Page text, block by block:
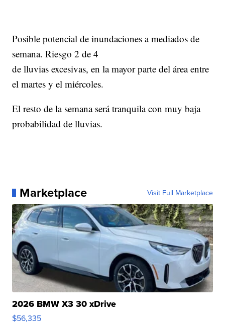
Posible potencial de inundaciones a mediados de
semana. Riesgo 2 de 4
de lluvias excesivas, en la mayor parte del área entre
el martes y el miércoles.
El resto de la semana será tranquila con muy baja
probabilidad de lluvias.
Marketplace Visit Full Marketplace
2026 BMW X3 30 xDrive
$56,335